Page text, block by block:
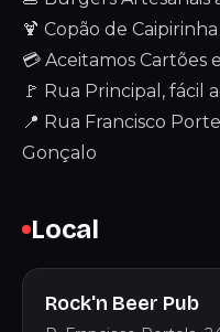
🍹 Copão de
💳 Aceitamos Cartões
🚩 Rua Principal, fácil
📍 Rua Francisco
Gonçalo
Local
Rock'n Beer Pub